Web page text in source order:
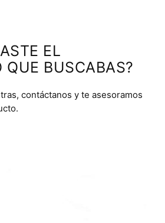
EL
QUE BUSCABAS?
contáctanos y te asesoramos